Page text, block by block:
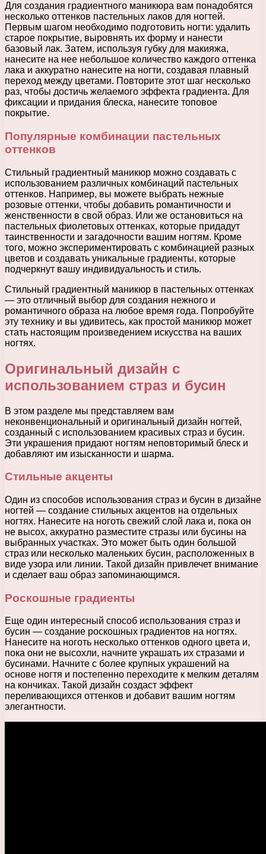
Для создания градиентного маникюра вам понадобятся
несколько оттенков пастельных лаков для ногтей.
Первым шагом необходимо подготовить ногти: удалить
старое покрытие, выровнять их форму и нанести
базовый лак. Затем, используя губку для макияжа,
нанесите на нее небольшое количество каждого оттенка
лака и аккуратно нанесите на ногти, создавая плавный
переход между цветами. Повторите этот шаг несколько
раз, чтобы достичь желаемого эффекта градиента. Для
фиксации и придания блеска, нанесите топовое
покрытие.
Популярные комбинации пастельных
оттенков
Стильный градиентный маникюр можно создавать с
использованием различных комбинаций пастельных
оттенков. Например, вы можете выбрать нежные
розовые оттенки, чтобы добавить романтичности и
женственности в свой образ. Или же остановиться на
пастельных фиолетовых оттенках, которые придадут
таинственности и загадочности вашим ногтям. Кроме
того, можно экспериментировать с комбинацией разных
цветов и создавать уникальные градиенты, которые
подчеркнут вашу индивидуальность и стиль.
Стильный градиентный маникюр в пастельных оттенках
— это отличный выбор для создания нежного и
романтичного образа на любое время года. Попробуйте
эту технику и вы удивитесь, как простой маникюр может
стать настоящим произведением искусства на ваших
ногтях.
Оригинальный дизайн с
использованием страз и бусин
В этом разделе мы представляем вам
неконвенциональный и оригинальный дизайн ногтей,
созданный с использованием красивых страз и бусин.
Эти украшения придают ногтям неповторимый блеск и
добавляют им изысканности и шарма.
Стильные акценты
Один из способов использования страз и бусин в дизайне
ногтей — создание стильных акцентов на отдельных
ногтях. Нанесите на ноготь свежий слой лака и, пока он
не высох, аккуратно разместите стразы или бусины на
выбранных участках. Это может быть один большой
страз или несколько маленьких бусин, расположенных в
виде узора или линии. Такой дизайн привлечет внимание
и сделает ваш образ запоминающимся.
Роскошные градиенты
Еще один интересный способ использования страз и
бусин — создание роскошных градиентов на ногтях.
Нанесите на ноготь несколько оттенков одного цвета и,
пока они не высохли, начните украшать их стразами и
бусинами. Начните с более крупных украшений на
основе ногтя и постепенно переходите к мелким деталям
на кончиках. Такой дизайн создаст эффект
переливающихся оттенков и добавит вашим ногтям
элегантности.